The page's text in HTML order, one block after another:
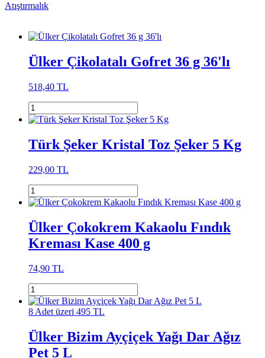
Atıştırmalık
Ülker Çikolatalı Gofret 36 g 36'lı
518,40 TL
Türk Şeker Kristal Toz Şeker 5 Kg
229,00 TL
Ülker Çokokrem Kakaolu Fındık
Kreması Kase 400 g
74,90 TL
8 Adet üzeri 495 TL
Ülker Bizim Ayçiçek Yağı Dar Ağız
Pet 5 L